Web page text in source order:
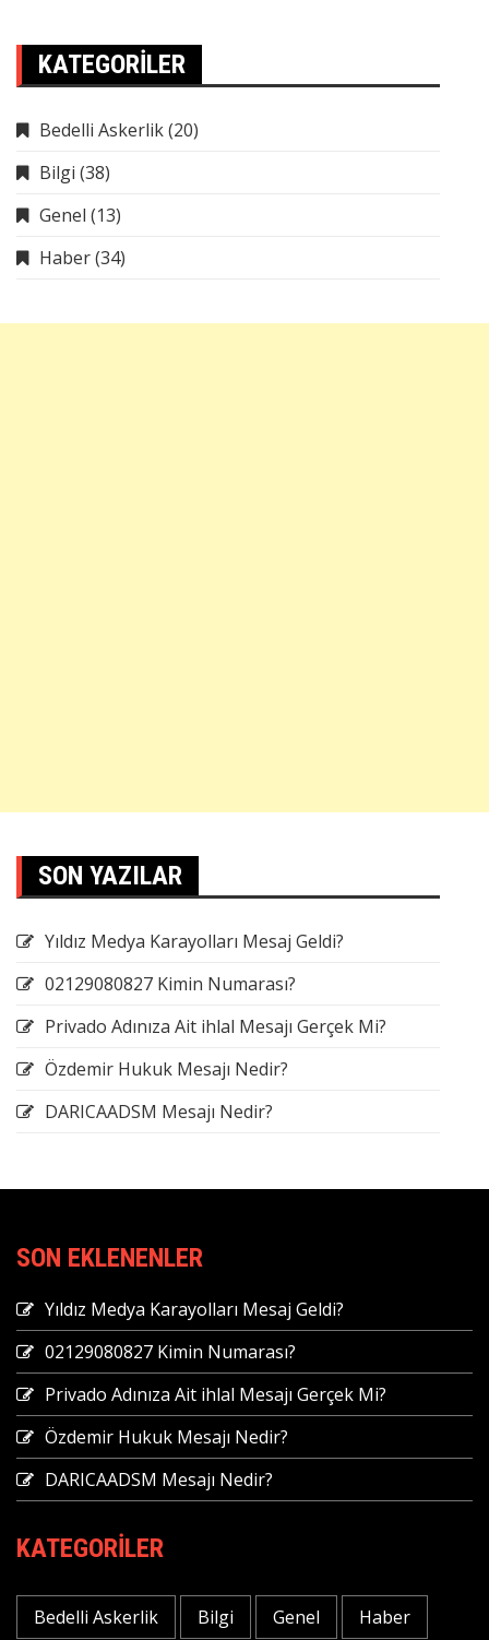
KATEGORILER
Bedelli Askerlik(20)
Bilgi (38)
Genel (13)
Haber(34)
SON YAZILAR
Yıldız Medya Karayolları Mesaj Geldi?
02129080827 Kimin Numarası?
Privado Adınıza Ait ihlal Mesajı Gerçek Mi?
Özdemir Hukuk Mesajı Nedir?
DARICAADSM Mesajı Nedir?
SON EKLENENLER
Yıldız Medya Karayolları Mesaj Geldi?
02129080827 Kimin Numarası?
Privado Adınıza Ait ihlal Mesajı Gerçek Mi?
Özdemir Hukuk Mesajı Nedir?
DARICAADSM Mesajı Nedir?
KATEGORILER
Bedelli Askerlik Bilgi Genel Haber